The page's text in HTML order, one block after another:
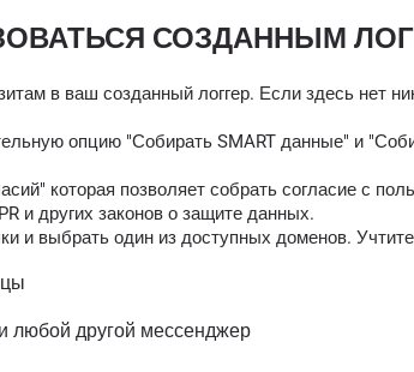
СОЗДАННЫМ
в ваш созданный логгер. Если здесь нет
опцию "Собирать SMART данные" и
которая позволяет собрать согласие с
и других законов о защите данных.
выбрать один из доступных доменов. Учтите
любой другой мессенджер